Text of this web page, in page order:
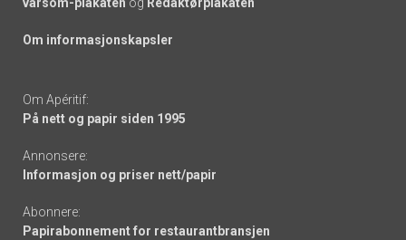
Om informasjonskapsler
Om Apéritif:
På nett og papir siden 1995
Annonsere:
Informasjon og priser nett/papir
Abonnere:
Papirabonnement for restaurantbransjen